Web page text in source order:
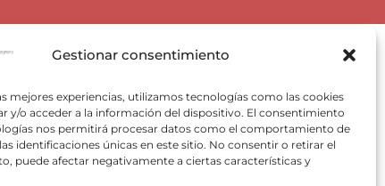
Gestionar consentimiento
mejores experiencias, utilizamos tecnologías como las cookies
y/o acceder a la información del dispositivo. El consentimiento
nos permitirá procesar datos como el comportamiento de
identificaciones únicas en este sitio. No consentir o retirar el
puede afectar negativamente a ciertas características y
de Recuperación, Trasformación y Resiliencia, para
del Ministerio para la Transición Ecológica y el